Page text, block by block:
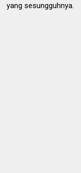
yang sesungguhnya.